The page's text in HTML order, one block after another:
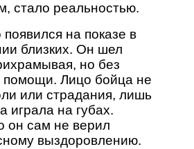
стало реальностью.
на показе в
близких. Он шел
но без
помощи. Лицо бойца не
или страдания, лишь
играла на губах.
он сам не верил
выздоровлению.